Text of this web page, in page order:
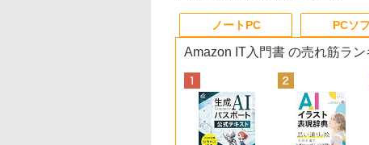
ノートPC PCソ
Amazon IT入門書 の売れ筋ラン